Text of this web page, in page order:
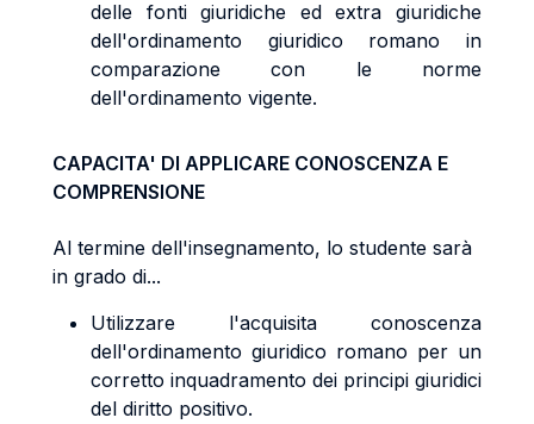
delle fonti giuridiche ed extra giuridiche
dell'ordinamento giuridico romano in
comparazione con le norme
dell'ordinamento vigente.
CAPACITA' DI APPLICARE CONOSCENZA E
COMPRENSIONE
Al termine dell'insegnamento, lo studente sarà
in grado di...
Utilizzare l'acquisita conoscenza
dell'ordinamento giuridico romano per un
corretto inquadramento dei principi giuridici
del diritto positivo.